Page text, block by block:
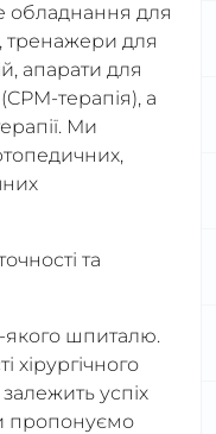
обладнання для
тренажери для
апарати для
терапія), а
Ми
та
якого шпиталю.
хірургічного
успіх
пропонуємо